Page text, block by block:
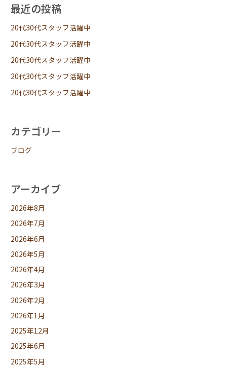
最近の投稿
20代30代スタッフ活躍中
20代30代スタッフ活躍中
20代30代スタッフ活躍中
20代30代スタッフ活躍中
20代30代スタッフ活躍中
カテゴリー
ブログ
アーカイブ
2026年8月
2026年7月
2026年6月
2026年5月
2026年4月
2026年3月
2026年2月
2026年1月
2025年12月
2025年6月
2025年5月